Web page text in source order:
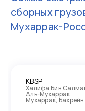
сборных
Мухаррак-
KBSP
Халифа Бин
Аль-Мухаррак
Мухаррак, Бахрейн